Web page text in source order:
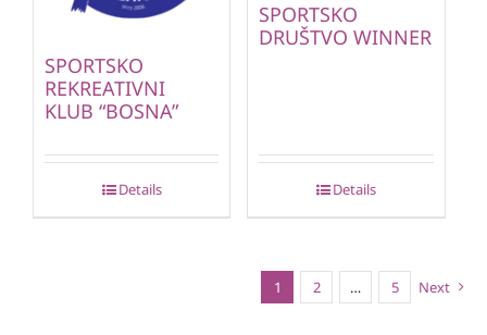
SPORTSKO
REKREATIVNI
KLUB “BOSNA”
Details
SPORTSKO
DRUŠTVO WINNER
Details
1 2 … 5 Next